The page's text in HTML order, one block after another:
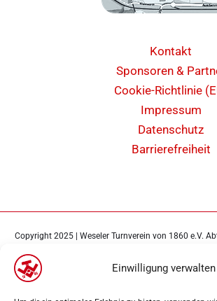
Einwilligung verwalten
Kontakt
Sponsoren &
Cookie-Richtlinie
Impressum
Datenschutz
Barrierefreiheit
Copyright 2025 | Weseler Turnverein von 1860 e.V.